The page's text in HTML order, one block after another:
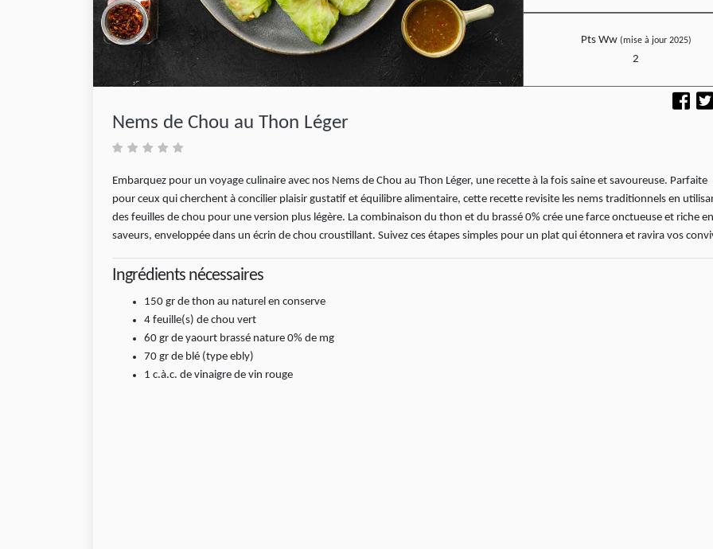
Pts Ww (mise à jour 2025)
2
Nems de Chou au Thon Léger
Embarquez pour un voyage culinaire avec nos Nems de Chou au Thon Léger, une recette à la fois saine et savoureuse. Parfaite
pour ceux qui cherchent à concilier plaisir gustatif et équilibre alimentaire, cette recette revisite les nems traditionnels en
des feuilles de chou pour une version plus légère. La combinaison du thon et du brassé 0% crée une farce onctueuse et riche en
saveurs, enveloppée dans un écrin de chou croustillant. Suivez ces étapes simples pour un plat qui étonnera et ravira vos
Ingrédients nécessaires
150 gr de thon au naturel en conserve
4 feuille(s) de chou vert
60 gr de yaourt brassé nature 0% de mg
70 gr de blé (type ebly)
1 c.à.c. de vinaigre de vin rouge